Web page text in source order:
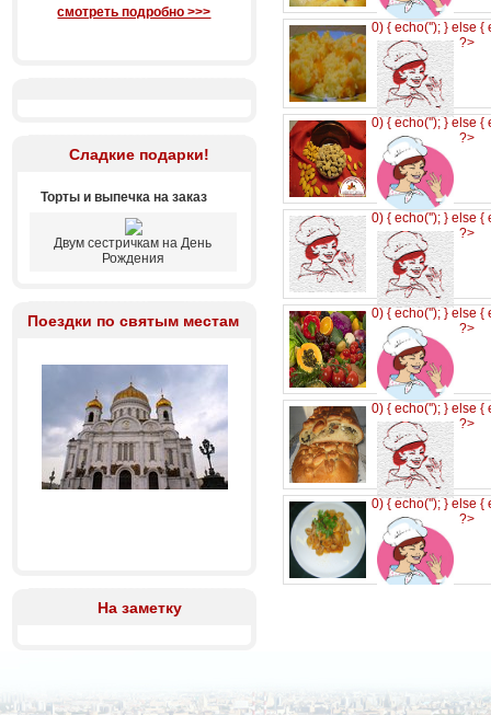
смотреть подробно >>>
Сладкие подарки!
Торты и выпечка на заказ
Двум сестричкам на День
Рождения
Поездки по святым местам
На заметку
0) { echo(''); } else {
?>
0) { echo(''); } else {
?>
0) { echo(''); } else {
?>
0) { echo(''); } else {
?>
0) { echo(''); } else {
?>
0) { echo(''); } else {
?>